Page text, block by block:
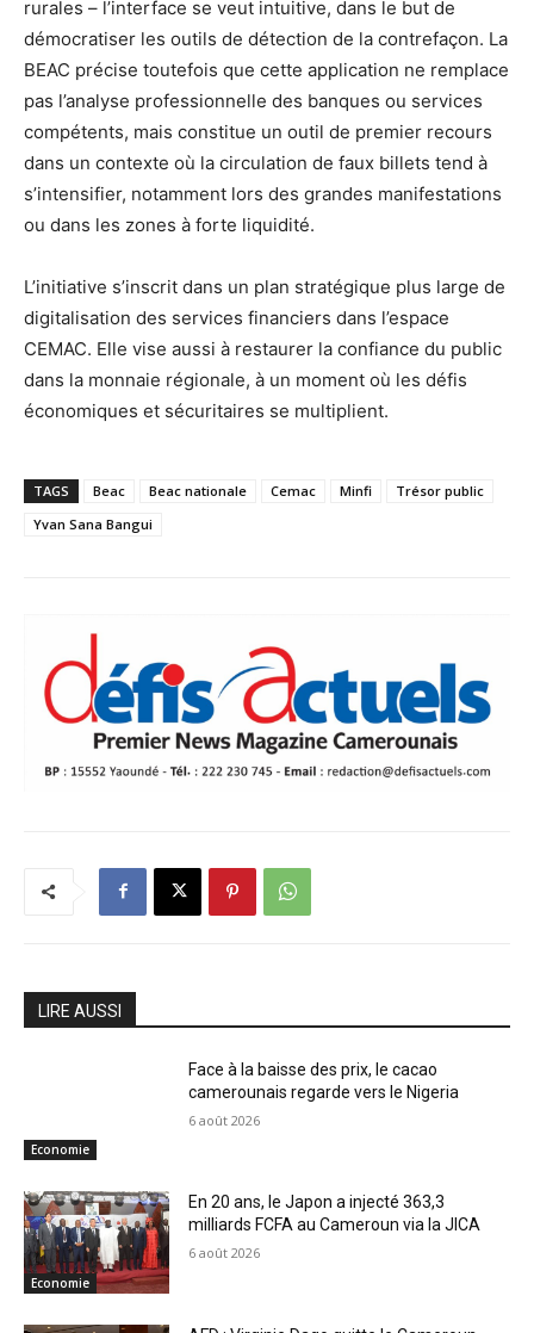
rurales – l’interface se veut intuitive, dans le but de
démocratiser les outils de détection de la contrefaçon. La
BEAC précise toutefois que cette application ne remplace
pas l’analyse professionnelle des banques ou services
compétents, mais constitue un outil de premier recours
dans un contexte où la circulation de faux billets tend à
s’intensifier, notamment lors des grandes manifestations
ou dans les zones à forte liquidité.
L’initiative s’inscrit dans un plan stratégique plus large de
digitalisation des services financiers dans l’espace
CEMAC. Elle vise aussi à restaurer la confiance du public
dans la monnaie régionale, à un moment où les défis
économiques et sécuritaires se multiplient.
TAGS Beac Beac nationale Cemac Minfi
Trésor public
Yvan Sana Bangui
LIRE AUSSI
Economie
Face à la baisse des prix, le cacao
camerounais regarde vers le Nigeria
6 août 2026
Economie
En 20 ans, le Japon a injecté 363,3
milliards FCFA au Cameroun via la JICA
6 août 2026